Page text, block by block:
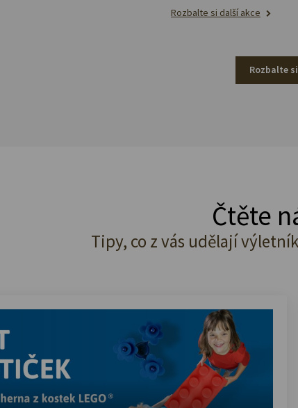
Rozbalte si další akce
Rozbalte
Čtěte
Tipy, co z vás udělají